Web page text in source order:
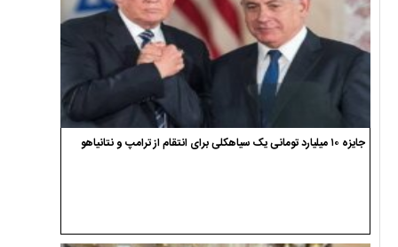
جایزه ۱۰ میلیارد تومانی یک سیاهکلی برای انتقام از ترامپ و نتانیاهو